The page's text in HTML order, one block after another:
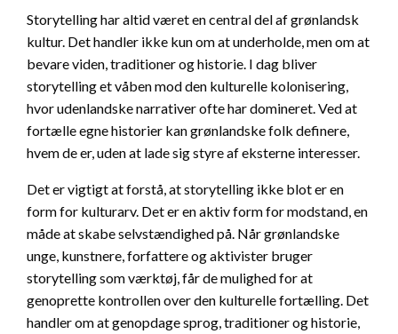
Storytelling har altid været en central del af grønlandsk
kultur. Det handler ikke kun om at underholde, men om at
bevare viden, traditioner og historie. I dag bliver
storytelling et våben mod den kulturelle kolonisering,
hvor udenlandske narrativer ofte har domineret. Ved at
fortælle egne historier kan grønlandske folk definere,
hvem de er, uden at lade sig styre af eksterne interesser.
Det er vigtigt at forstå, at storytelling ikke blot er en
form for kulturarv. Det er en aktiv form for modstand, en
måde at skabe selvstændighed på. Når grønlandske
unge, kunstnere, forfattere og aktivister bruger
storytelling som værktøj, får de mulighed for at
genoprette kontrollen over den kulturelle fortælling. Det
handler om at genopdage sprog, traditioner og historie,